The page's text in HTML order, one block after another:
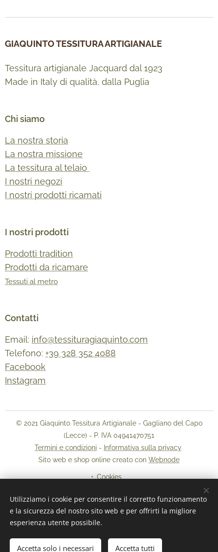
Aggiungi al carrello
GIAQUINTO TESSITURA ARTIGIANALE
Tessitura artigianale Jacquard dal 1923
Made in Italy di qualità, dalla Puglia
Chi siamo
La nostra storia
La nostra missione
La tessitura al telaio
I nostri negozi
I nostri prodotti ricamati
I nostri prodotti
Prodotti tradition
Prodotti da ricamare
Tessuti al metro
Contatti
Email: info@tessituragiaquinto.com
Telefono: +39 328 352 4088
Facebook
Instagram
© 2021 Giaquinto Tessitura Artigianale - Gagliano del Capo
(Lecce) - P. IVA 04941470751
Termini e condizioni - Informativa sulla privacy
Sito web e shop online creato con Webnode
Cookies
Lingue
Italiano
English
Utilizziamo i cookie per consentire il corretto funzionamento
e la sicurezza del nostro sito web e per offrirti la migliore
esperienza utente possibile.
Accetta solo i necessari Accetta tutti